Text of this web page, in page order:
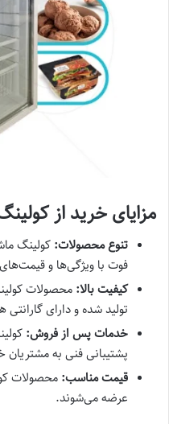
مزایای خرید از
تنوع محصولات:
فوت با ویژگی‌ها و
کیفیت بالا: محصولات
تولید شده و دارای گارانتی
خدمات پس از فروش:
پشتیبانی فنی به مشتریان
قیمت مناسب: محصولات
عرضه می‌شوند.